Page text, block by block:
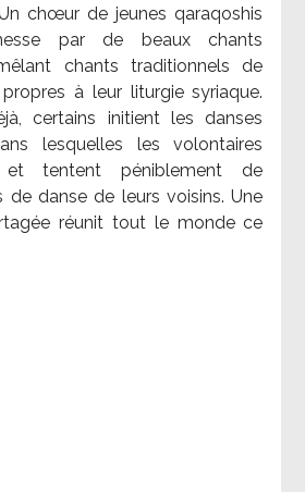
chœur de jeunes qaraqoshis
par de beaux chants
chants traditionnels de
à leur liturgie syriaque.
certains initient les danses
lesquelles les volontaires
et tentent péniblement de
de danse de leurs voisins. Une
réunit tout le monde ce